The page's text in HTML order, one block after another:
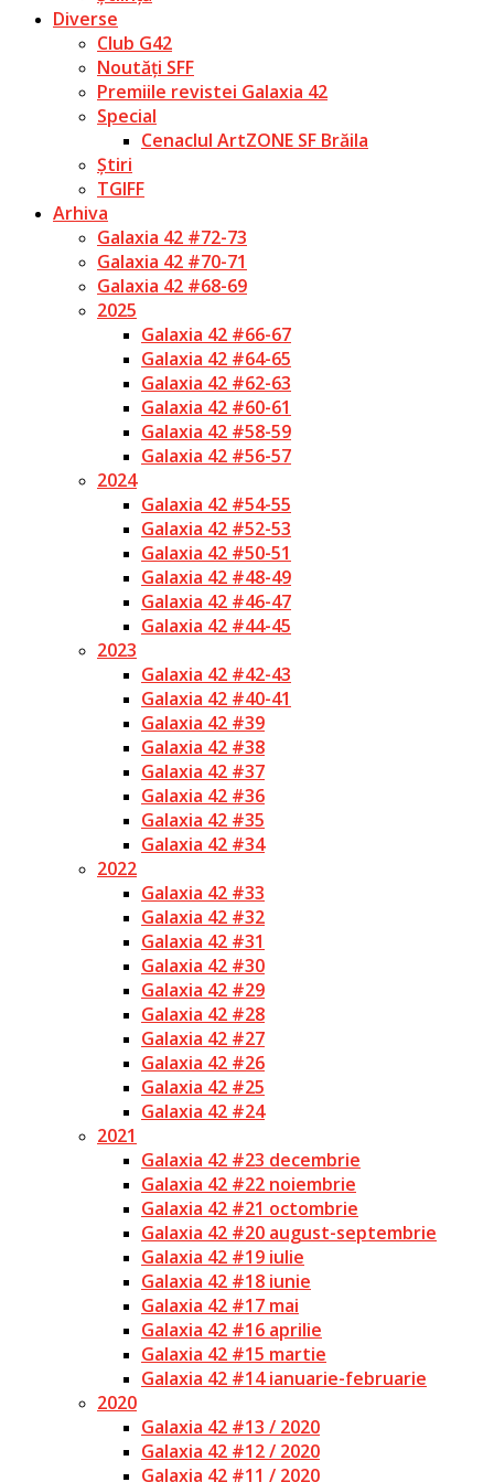
Diverse
Club G42
Noutăți SFF
Premiile revistei Galaxia 42
Special
Cenaclul ArtZONE SF Brăila
Știri
TGIFF
Arhiva
Galaxia 42 #72-73
Galaxia 42 #70-71
Galaxia 42 #68-69
2025
Galaxia 42 #66-67
Galaxia 42 #64-65
Galaxia 42 #62-63
Galaxia 42 #60-61
Galaxia 42 #58-59
Galaxia 42 #56-57
2024
Galaxia 42 #54-55
Galaxia 42 #52-53
Galaxia 42 #50-51
Galaxia 42 #48-49
Galaxia 42 #46-47
Galaxia 42 #44-45
2023
Galaxia 42 #42-43
Galaxia 42 #40-41
Galaxia 42 #39
Galaxia 42 #38
Galaxia 42 #37
Galaxia 42 #36
Galaxia 42 #35
Galaxia 42 #34
2022
Galaxia 42 #33
Galaxia 42 #32
Galaxia 42 #31
Galaxia 42 #30
Galaxia 42 #29
Galaxia 42 #28
Galaxia 42 #27
Galaxia 42 #26
Galaxia 42 #25
Galaxia 42 #24
2021
Galaxia 42 #23 decembrie
Galaxia 42 #22 noiembrie
Galaxia 42 #21 octombrie
Galaxia 42 #20 august-septembrie
Galaxia 42 #19 iulie
Galaxia 42 #18 iunie
Galaxia 42 #17 mai
Galaxia 42 #16 aprilie
Galaxia 42 #15 martie
Galaxia 42 #14 ianuarie-februarie
2020
Galaxia 42 #13 / 2020
Galaxia 42 #12 / 2020
Galaxia 42 #11 / 2020